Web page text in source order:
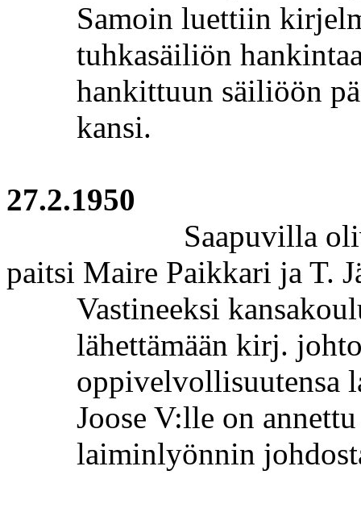
Samoin luettiin
tuhkasäiliön
hankittuun säiliöön
kansi.
27.2.1950
Saapuvilla
paitsi Maire Paikkari ja T.
Vastineeksi
lähettämään kirj.
oppivelvollisuutensa
Joose V:lle on
laiminlyönnin